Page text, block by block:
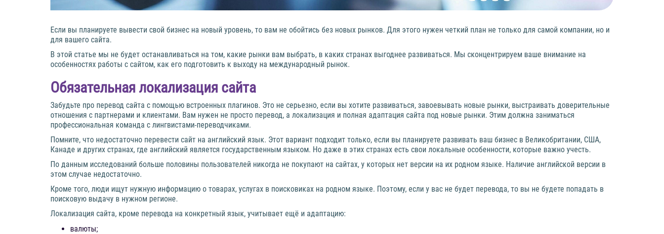
Если вы планируете вывести свой бизнес на новый уровень, то вам не обойтись без новых рынков. Для этого нужен четкий план не только для самой компании, но и
для вашего сайта.
В этой статье мы не будет останавливаться на том, какие рынки вам выбрать, в каких странах выгоднее развиваться. Мы сконцентрируем ваше внимание на
особенностях работы с сайтом, как его подготовить к выходу на международный рынок.
Обязательная локализация сайта
Забудьте про перевод сайта с помощью встроенных плагинов. Это не серьезно, если вы хотите развиваться, завоевывать новые рынки, выстраивать доверительные
отношения с партнерами и клиентами. Вам нужен не просто перевод, а локализация и полная адаптация сайта под новые рынки. Этим должна заниматься
профессиональная команда с лингвистами-переводчиками.
Помните, что недостаточно перевести сайт на английский язык. Этот вариант подходит только, если вы планируете развивать ваш бизнес в Великобритании, США,
Канаде и других странах, где английский является государственным языком. Но даже в этих странах есть свои локальные особенности, которые важно учесть.
По данным исследований больше половины пользователей никогда не покупают на сайтах, у которых нет версии на их родном языке. Наличие английской версии в
этом случае недостаточно.
Кроме того, люди ищут нужную информацию о товарах, услугах в поисковиках на родном языке. Поэтому, если у вас не будет перевода, то вы не будете попадать в
поисковую выдачу в нужном регионе.
Локализация сайта, кроме перевода на конкретный язык, учитывает ещё и адаптацию:
валюты;